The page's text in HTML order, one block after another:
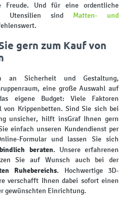
Freude. Und für eine ordentliche
Utensilien sind Matten- und
gern zum Kauf von
an Sicherheit und Gestaltung,
eine große Auswahl auf
eigene Budget: Viele Faktoren
von Krippenbetten. Sind Sie sich bei
unsicher, hilft insGraf Ihnen gern
einfach unseren Kundendienst per
Formular und lassen Sie sich
beraten. Unsere erfahrenen
Sie auf Wunsch auch bei der
Ruhebereichs. Hochwertige 3D-
verschafft Ihnen dabei sofort einen
gewünschten Einrichtung.